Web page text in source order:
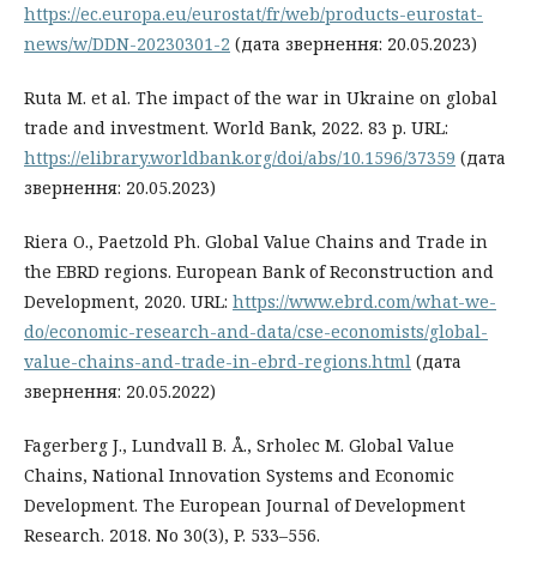
https://ec.europa.eu/eurostat/fr/web/products-eurostat-
news/w/DDN-20230301-2 (дата звернення: 20.05.2023)
Ruta M. et al. The impact of the war in Ukraine on global
trade and investment. World Bank, 2022. 83 p. URL:
https://elibrary.worldbank.org/doi/abs/10.1596/37359 (дата
звернення: 20.05.2023)
Riera O., Paetzold Ph. Global Value Chains and Trade in
the EBRD regions. European Bank of Reconstruction and
Development, 2020. URL: https://www.ebrd.com/what-we-
do/economic-research-and-data/cse-economists/global-
value-chains-and-trade-in-ebrd-regions.html (дата
звернення: 20.05.2022)
Fagerberg J., Lundvall B. Å., Srholec M. Global Value
Chains, National Innovation Systems and Economic
Development. The European Journal of Development
Research. 2018. No 30(3), P. 533–556.